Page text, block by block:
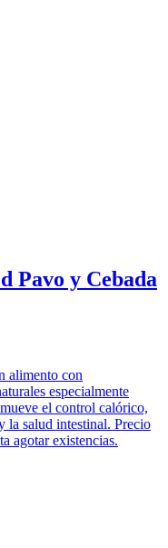
Pavo y Cebada
alimento con
especialmente
el control calórico,
la salud intestinal. Precio
agotar existencias.